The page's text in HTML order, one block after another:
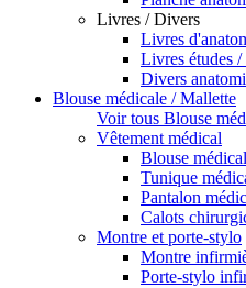
Livres / Divers
Livres
Livres études
Divers
Blouse médicale / Mallette
Voir tous Blouse
Vêtement médical
Blouse
Tunique
Pantalon
Calots
Montre et porte-stylo
Montre
Porte-stylo